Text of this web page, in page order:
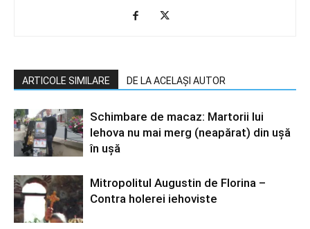
ARTICOLE SIMILARE DE LA ACELAȘI AUTOR
Schimbare de macaz: Martorii lui
Iehova nu mai merg (neapărat) din ușă
în ușă
Mitropolitul Augustin de Florina –
Contra holerei iehoviste